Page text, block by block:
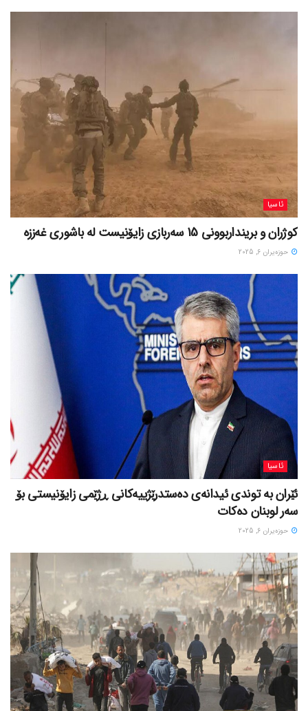
ئاسیا
کوژران و برینداربوونی 15 سەربازی زایۆنیست لە باشوری غەززە
حوزه‌یران 6, 2025
ئاسیا
ئێران بە توندی ئیدانەی دەستدرێژییەکانی ڕژێمی زایۆنیستی بۆ
سەر لوبنان دەکات
حوزه‌یران 6, 2025